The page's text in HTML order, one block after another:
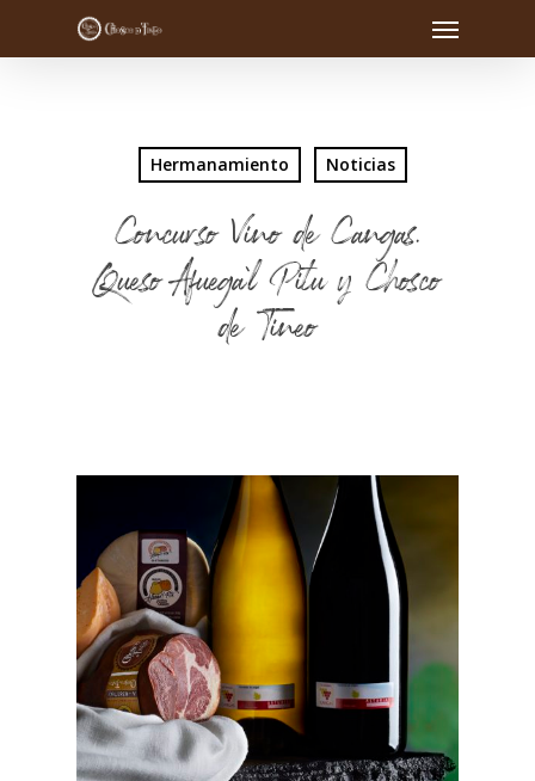
Hermanamiento Noticias
Concurso Vino de Cangas,
Queso Afuega`l Pitu y Chosco
de Tineo